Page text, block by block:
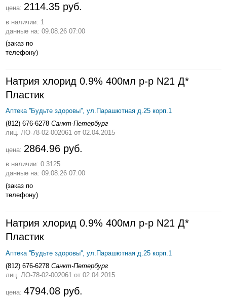
цена: 2114.35 руб.
в наличии: 1
данные на: 09.08.26 07:00
(заказ по
телефону)
Натрия хлорид 0.9% 400мл р-р N21 Д*
Пластик
Аптека ''Будьте здоровы'', ул.Парашютная д.25 корп.1
(812) 676-6278 Санкт-Петербург
лиц. ЛО-78-02-002061 от 02.04.2015
цена: 2864.96 руб.
в наличии: 0.3125
данные на: 09.08.26 07:00
(заказ по
телефону)
Натрия хлорид 0.9% 400мл р-р N21 Д*
Пластик
Аптека ''Будьте здоровы'', ул.Парашютная д.25 корп.1
(812) 676-6278 Санкт-Петербург
лиц. ЛО-78-02-002061 от 02.04.2015
цена: 4794.08 руб.